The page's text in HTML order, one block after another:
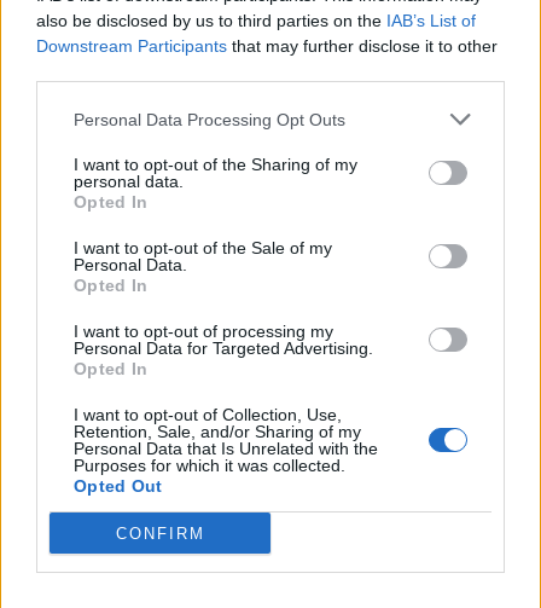
also be disclosed by us to third parties on the IAB’s List of
Downstream Participants that may further disclose it to other
Personal Data Processing Opt Outs
I want to opt-out of the Sharing of my
personal data.
Opted In
I want to opt-out of the Sale of my
Personal Data.
Opted In
I want to opt-out of processing my
Personal Data for Targeted Advertising.
Opted In
I want to opt-out of Collection, Use,
Retention, Sale, and/or Sharing of my
Personal Data that Is Unrelated with the
Purposes for which it was collected.
Opted Out
CONFIRM
Bruno Fernandes (Manchester United)
Vitinha (PSG)
Ruben Neves (Al Hilal)
Joao Neves (Benfica)
Matheus Nunes (Manchester City)
Hyökkääjät:
Cristiano Ronaldo (Al-Nassr)
Diogo Jota (Liverpool)
Joao Felix (Barcelona)
Rafael Leao (AC Milan)
Goncalo Ramos (Benfica)
Pedro Neto (Wolves)
Francisco Conceicao (Porto)